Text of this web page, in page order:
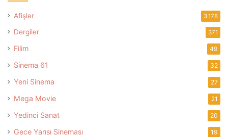
Afişler 3.178
Dergiler 371
Filim 49
Sinema 61 32
Yeni Sinema 27
Mega Movie 21
Yedinci Sanat 20
Gece Yarısı Sineması 19